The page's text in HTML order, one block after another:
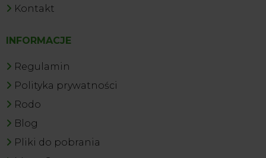
Kontakt
INFORMACJE
Regulamin
Polityka prywatności
Rodo
Blog
Pliki do pobrania